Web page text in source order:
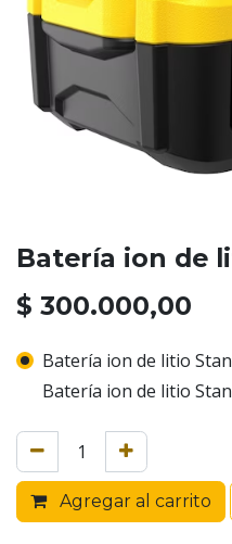
Batería ion de
$ 300.000,00
Batería ion de litio
Batería ion de litio
Agregar al carrito